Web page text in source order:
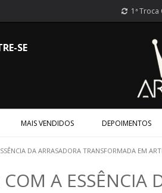
1ª Troca
SE
MAIS VENDIDOS DEPOIMENTOS
DA ARRASADORA TRANSFORMADA EM
A ESSÊNCIA